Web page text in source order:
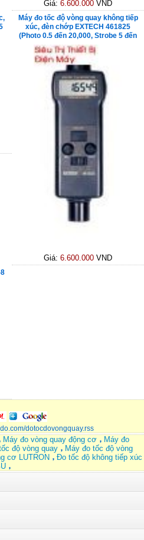
Giá: 6.600.000 VND
Máy đo tốc độ vòng quay không tiếp
xúc, đèn chớp EXTECH 461825
(Photo 0.5 đến 20,000, Strobe 5 đến
99,999)
Giá: 6.600.000 VND
dotocdovongquay.rss
Máy đo vòng quay động cơ
Máy đo
độ vòng quay
Máy đo tốc độ vòng
cơ LUTRON
Đo tốc độ không tiếp xúc